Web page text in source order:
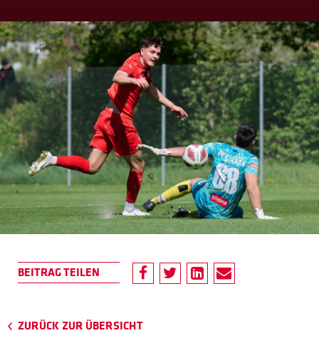
ZURÜCK ZUR ÜBERSICHT